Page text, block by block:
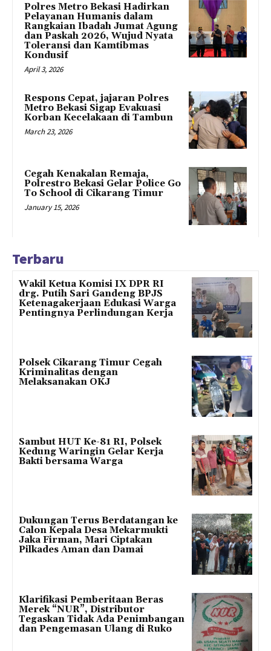
Polres Metro Bekasi Hadirkan
Pelayanan Humanis dalam
Rangkaian Ibadah Jumat Agung
dan Paskah 2026, Wujud Nyata
Toleransi dan Kamtibmas
Kondusif
April 3, 2026
Respons Cepat, jajaran Polres
Metro Bekasi Sigap Evakuasi
Korban Kecelakaan di Tambun
March 23, 2026
Cegah Kenakalan Remaja,
Polrestro Bekasi Gelar Police Go
To School di Cikarang Timur
January 15, 2026
Terbaru
Wakil Ketua Komisi IX DPR RI
drg. Putih Sari Gandeng BPJS
Ketenagakerjaan Edukasi Warga
Pentingnya Perlindungan Kerja
Polsek Cikarang Timur Cegah
Kriminalitas dengan
Melaksanakan OKJ
Sambut HUT Ke-81 RI, Polsek
Kedung Waringin Gelar Kerja
Bakti bersama Warga
Dukungan Terus Berdatangan ke
Calon Kepala Desa Mekarmukti
Jaka Firman, Mari Ciptakan
Pilkades Aman dan Damai
Klarifikasi Pemberitaan Beras
Merek “NUR”, Distributor
Tegaskan Tidak Ada Penimbangan
dan Pengemasan Ulang di Ruko